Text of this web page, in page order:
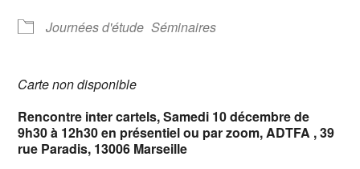
Journées d'étude Séminaires
Carte non disponible
Rencontre inter cartels, Samedi 10 décembre de
9h30 à 12h30 en présentiel ou par zoom, ADTFA , 39
rue Paradis, 13006 Marseille